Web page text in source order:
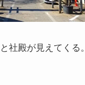
社殿が見えてくる。